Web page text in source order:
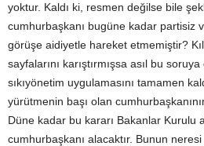
yoktur. Kaldı ki, resmen değilse bile
cumhurbaşkanı bugüne kadar partisiz
görüşe aidiyetle hareket etmemiştir?
sayfalarını karıştırmışsa asıl bu
sıkıyönetim uygulamasını tamamen
yürütmenin başı olan
Düne kadar bu kararı Bakanlar Kurulu
cumhurbaşkanı alacaktır. Bunun